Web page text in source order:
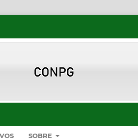
SOBRE